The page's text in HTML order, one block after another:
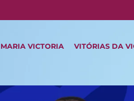
VICTORIA VITÓRIAS DA